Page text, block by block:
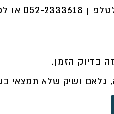
052-2333618 או
בדיוק הזמן.
גלאם ושיק שלא תמצאי